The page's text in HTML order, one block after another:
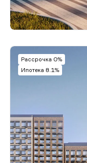
Рассрочка 0%
Ипотека 8.1%